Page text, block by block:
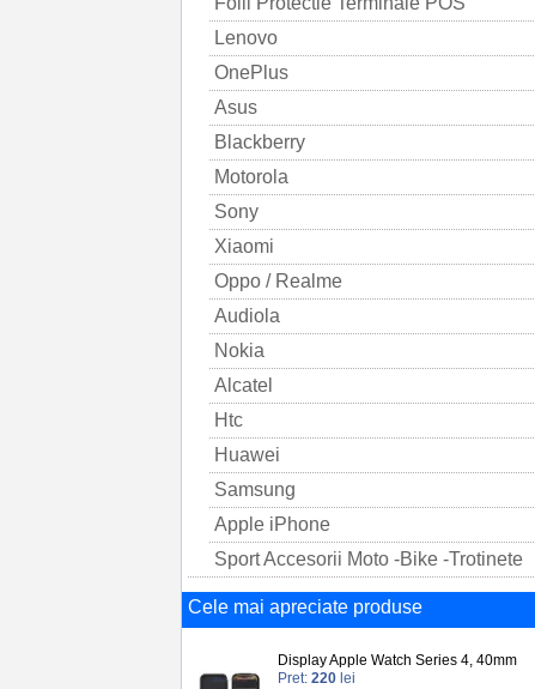
Lenovo
OnePlus
Asus
Blackberry
Motorola
Sony
Xiaomi
Oppo / Realme
Audiola
Nokia
Alcatel
Htc
Huawei
Samsung
Apple iPhone
Sport Accesorii Moto -Bike -Trotinete
Cele mai apreciate produse
Display Apple Watch Series 4, 40mm
Pret: 220 lei